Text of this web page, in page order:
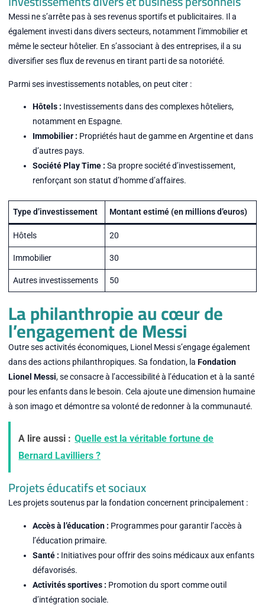
Messi ne s’arrête pas à ses revenus sportifs et publicitaires. Il a
également investi dans divers secteurs, notamment l’immobilier et
même le secteur hôtelier. En s’associant à des entreprises, il a su
diversifier ses flux de revenus en tirant parti de sa notoriété.
Parmi ses investissements notables, on peut citer :
Hôtels : Investissements dans des complexes hôteliers,
notamment en Espagne.
Immobilier : Propriétés haut de gamme en Argentine et dans
d’autres pays.
Société Play Time : Sa propre société d’investissement,
renforçant son statut d’homme d’affaires.
Type d’investissement Montant estimé (en millions d’euros)
Hôtels 20
Immobilier 30
Autres investissements 50
La philanthropie au cœur de
l’engagement de Messi
Outre ses activités économiques, Lionel Messi s’engage également
dans des actions philanthropiques. Sa fondation, la Fondation
Lionel Messi, se consacre à l’accessibilité à l’éducation et à la santé
pour les enfants dans le besoin. Cela ajoute une dimension humaine
à son imago et démontre sa volonté de redonner à la communauté.
A lire aussi : Quelle est la véritable fortune de
Bernard Lavilliers ?
Projets éducatifs et sociaux
Les projets soutenus par la fondation concernent principalement :
Accès à l’éducation : Programmes pour garantir l’accès à
l’éducation primaire.
Santé : Initiatives pour offrir des soins médicaux aux enfants
défavorisés.
Activités sportives : Promotion du sport comme outil
d’intégration sociale.